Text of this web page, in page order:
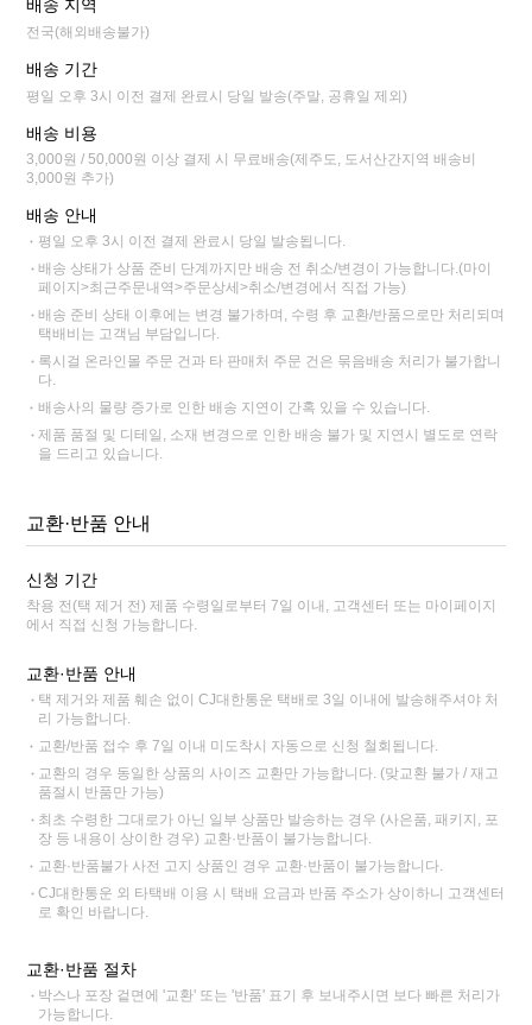
배송 지역
전국(해외배송불가)
배송 기간
평일 오후 3시 이전 결제 완료시 당일 발송(주말, 공휴일 제외)
배송 비용
3,000원 / 50,000원 이상 결제 시 무료배송(제주도, 도서산간지역 배송비
3,000원 추가)
배송 안내
평일 오후 3시 이전 결제 완료시 당일 발송됩니다.
배송 상태가 상품 준비 단계까지만 배송 전 취소/변경이 가능합니다.(마이
페이지>최근주문내역>주문상세>취소/변경에서 직접 가능)
배송 준비 상태 이후에는 변경 불가하며, 수령 후 교환/반품으로만 처리되며
택배비는 고객님 부담입니다.
록시걸 온라인몰 주문 건과 타 판매처 주문 건은 묶음배송 처리가 불가합니
다.
배송사의 물량 증가로 인한 배송 지연이 간혹 있을 수 있습니다.
제품 품절 및 디테일, 소재 변경으로 인한 배송 불가 및 지연시 별도로 연락
을 드리고 있습니다.
교환·반품 안내
신청 기간
착용 전(택 제거 전) 제품 수령일로부터 7일 이내, 고객센터 또는 마이페이지
에서 직접 신청 가능합니다.
교환·반품 안내
택 제거와 제품 훼손 없이 CJ대한통운 택배로 3일 이내에 발송해주셔야 처
리 가능합니다.
교환/반품 접수 후 7일 이내 미도착시 자동으로 신청 철회됩니다.
교환의 경우 동일한 상품의 사이즈 교환만 가능합니다. (맞교환 불가 / 재고
품절시 반품만 가능)
최초 수령한 그대로가 아닌 일부 상품만 발송하는 경우 (사은품, 패키지, 포
장 등 내용이 상이한 경우) 교환·반품이 불가능합니다.
교환·반품불가 사전 고지 상품인 경우 교환·반품이 불가능합니다.
CJ대한통운 외 타택배 이용 시 택배 요금과 반품 주소가 상이하니 고객센터
로 확인 바랍니다.
교환·반품 절차
박스나 포장 겉면에 '교환' 또는 '반품' 표기 후 보내주시면 보다 빠른 처리가
가능합니다.